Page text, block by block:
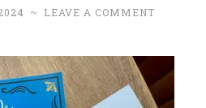
~ LEAVE A COMMENT